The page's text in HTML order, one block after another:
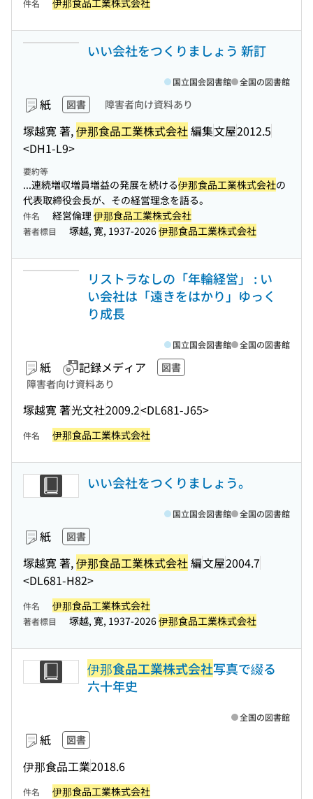
件名 伊那食品工業株式会社
いい会社をつくりましょう 新訂
紙 図書 障害者向け資料あり
塚越寛 著,伊那食品工業株式会社編集文屋2012.5
<DH1-L9>
国立国会図書館 全国の図書館
要約等
...連続増収増員増益の発展を続ける伊那食品工業株式会社の
代表取締役会長が、その経営理念を語る。
件名 経営倫理伊那食品工業株式会社
著者標目 塚越, 寛, 1937-2026伊那食品工業株式会社
リストラなしの「年輪経営」 : い
い会社は「遠きをはかり」ゆっく
り成長
紙 記録メディア
図書
障害者向け資料あり
塚越寛 著光文社2009.2<DL681-J65>
国立国会図書館 全国の図書館
件名 伊那食品工業株式会社
いい会社をつくりましょう。
紙 図書
塚越寛 著,伊那食品工業株式会社編文屋2004.7
<DL681-H82>
国立国会図書館 全国の図書館
件名 伊那食品工業株式会社
著者標目 塚越, 寛, 1937-2026伊那食品工業株式会社
伊那食品工業株式会社写真で綴る
六十年史
紙 図書
伊那食品工業2018.6
全国の図書館
件名 伊那食品工業株式会社